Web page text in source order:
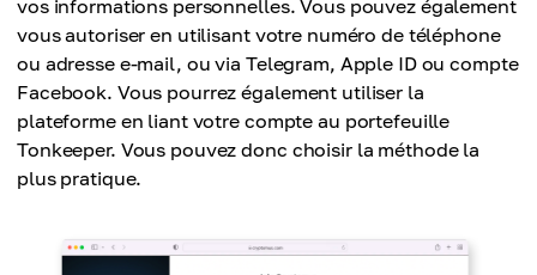
vos informations personnelles. Vous pouvez également
vous autoriser en utilisant votre numéro de téléphone
ou adresse e-mail, ou via Telegram, Apple ID ou compte
Facebook. Vous pourrez également utiliser la
plateforme en liant votre compte au portefeuille
Tonkeeper. Vous pouvez donc choisir la méthode la
plus pratique.